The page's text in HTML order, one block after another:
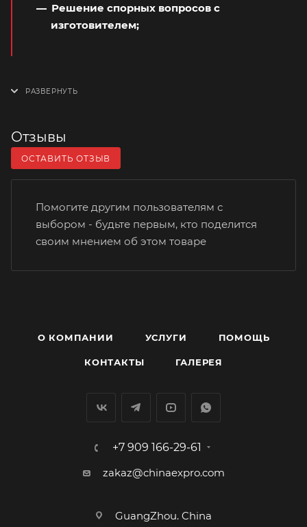
Решение спорных вопросов с
изготовителем;
Отзывы
ОСТАВИТЬ ОТЗЫВ
Помогите другим пользователям с
выбором - будьте первым, кто поделится
своим мнением об этом товаре
О КОМПАНИИ УСЛУГИ ПОМОЩЬ
КОНТАКТЫ ГАЛЕРЕЯ
+7 909 166-29-61
zakaz@chinaexpro.com
GuangZhou. China